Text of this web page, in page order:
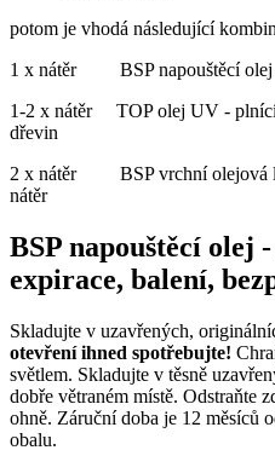
potom je vhodá následující
1 x nátěr BSP napouštěcí olej
1-2 x nátěr TOP olej UV - plnící
dřevin
2 x nátěr BSP vrchní olejová
nátěr
BSP napouštěcí olej
expirace, balení,
Skladujte v uzavřených,
otevření ihned spotřebujte!
světlem. Skladujte v těsně
dobře větraném místě. Odstraňte
ohně. Záruční doba je 12 měsíců
obalu.